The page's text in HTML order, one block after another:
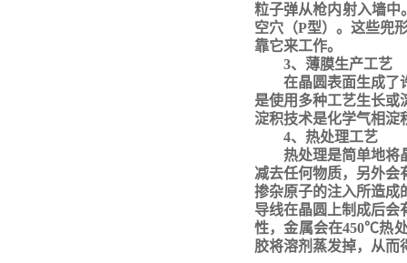
粒子弹从枪内射入墙中
空穴（P型）。这些兜
靠它来工作。
3、薄膜生产工艺
在晶圆表面生成了
是使用多种工艺生长或
淀积技术是化学气相淀
4、热处理工艺
热处理是简单地将
减去任何物质，另外会
掺杂原子的注入所造成
导线在晶圆上制成后会
性，金属会在450℃热
胶将溶剂蒸发掉，从而